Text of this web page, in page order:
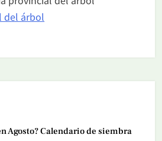
del árbol
Agosto? Calendario de siembra